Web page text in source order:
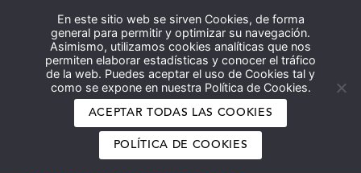
En este sitio web se sirven Cookies, de forma
general para permitir y optimizar su navegación.
Asimismo, utilizamos cookies analíticas que nos
permiten elaborar estadísticas y conocer el tráfico
de la web. Puedes aceptar el uso de Cookies tal y
como se expone en nuestra Política de Cookies.
ACEPTAR TODAS LAS COOKIES
POLÍTICA DE COOKIES
Español English